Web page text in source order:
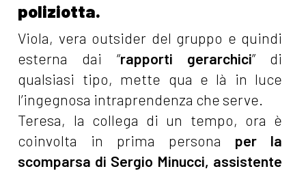
poliziotta.
Viola, vera outsider del gruppo e quindi
esterna dai “rapporti gerarchici” di
qualsiasi tipo, mette qua e là in luce
l’ingegnosa intraprendenza che serve.
Teresa, la collega di un tempo, ora è
coinvolta in prima persona per la
scomparsa di Sergio Minucci, assistente